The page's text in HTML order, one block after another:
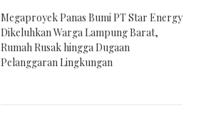
Megaproyek Panas Bumi PT Star Energy
Dikeluhkan Warga Lampung Barat,
Rumah Rusak hingga Dugaan
Pelanggaran Lingkungan